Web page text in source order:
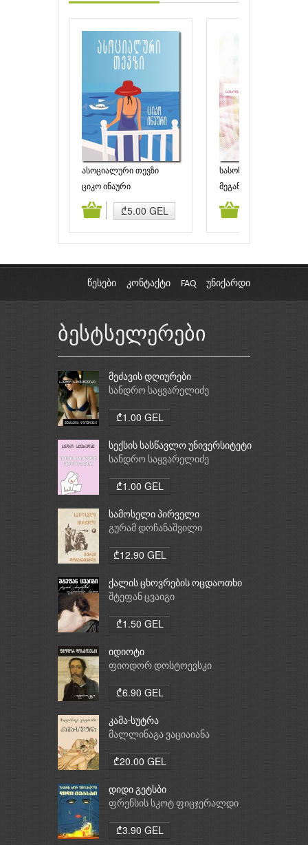
ასოციალური თევზი
ციკო ინაური
₾5.00 GEL
სასოწარკვეთის აქტები
მეგან ნოლანი
კალათაში დამატება კალათაში
წესები კონტაქტი FAQ უნიქარდი
ბესტსელერები
მეძავის დღიურები
სანდრო საყვარელიძე
₾1.00 GEL
სექსის სასწავლო უნივერსიტეტი
სანდრო საყვარელიძე
₾1.00 GEL
სამოსელი პირველი
გურამ დოჩანაშვილი
₾12.90 GEL
ქალის ცხოვრების ოცდაოთხი
საათი
შტეფან ცვაიგი
₾1.50 GEL
იდიოტი
ფიოდორ დოსტოევსკი
₾6.90 GEL
კამა-სუტრა
მალლინაგა ვაციაიანა
₾20.00 GEL
დიდი გეტსბი
ფრენსის სკოტ ფიცჯერალდი
₾3.90 GEL